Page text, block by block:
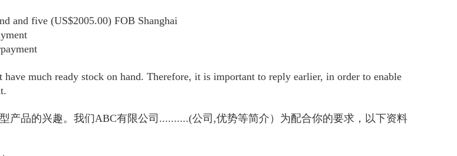
and five (US$2005.00) FOB Shanghai
have much ready stock on hand. Therefore, it is important to reply earlier, in order to enable
产品的兴趣。我们ABC有限公司..........(公司,优势等简介）为配合你的要求，以下资料